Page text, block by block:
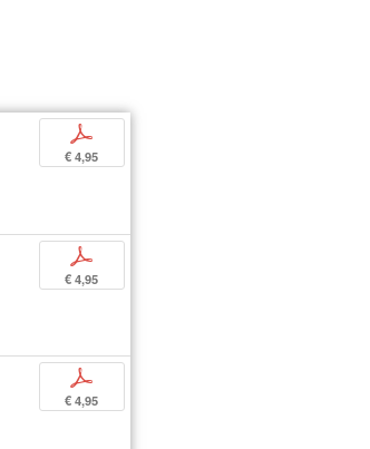
p
€ 4,95
p
€ 4,95
p
€ 4,95